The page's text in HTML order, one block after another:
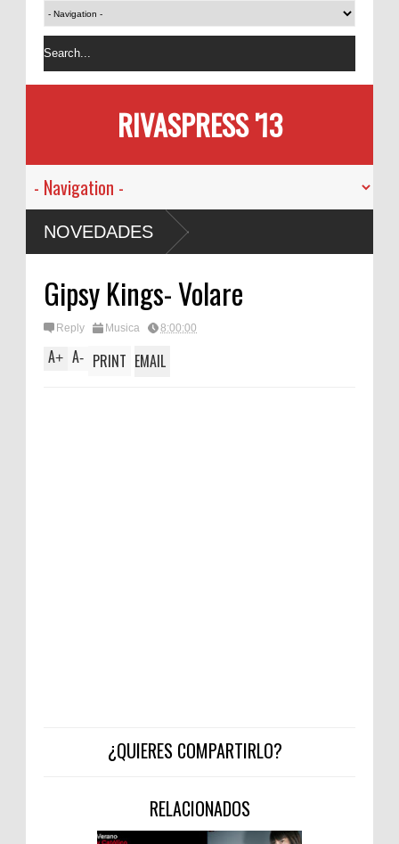
RIVASPRESS '13
NOVEDADES
Gipsy Kings- Volare
Reply Musica 8:00:00
A+ A- PRINT EMAIL
¿QUIERES COMPARTIRLO?
RELACIONADOS